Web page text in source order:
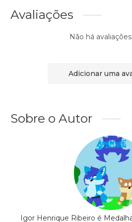
Avaliações
Não há
Adicionar uma
Sobre o Autor
Igor Henrique Ribeiro é